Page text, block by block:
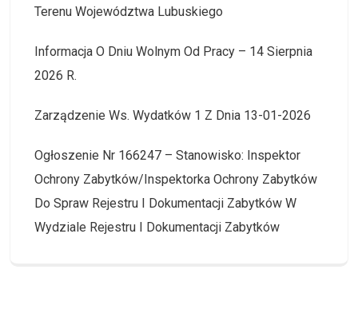
Terenu Województwa Lubuskiego
Informacja O Dniu Wolnym Od Pracy – 14 Sierpnia
2026 R.
Zarządzenie Ws. Wydatków 1 Z Dnia 13-01-2026
Ogłoszenie Nr 166247 – Stanowisko: Inspektor
Ochrony Zabytków/Inspektorka Ochrony Zabytków
Do Spraw Rejestru I Dokumentacji Zabytków W
Wydziale Rejestru I Dokumentacji Zabytków